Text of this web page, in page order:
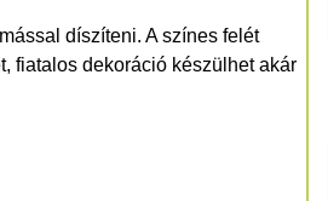
díszíteni. A színes felét
fiatalos dekoráció készülhet akár